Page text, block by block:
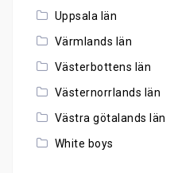
Uppsala län
Värmlands län
Västerbottens län
Västernorrlands län
Västra götalands län
White boys